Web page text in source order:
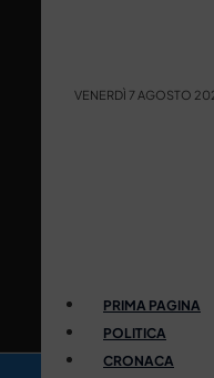
VENERDÌ 7 AGOSTO
PRIMA PAGINA
POLITICA
CRONACA